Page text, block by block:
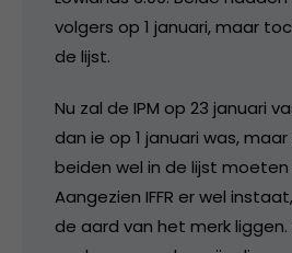
volgers op 1 januari, maar
de lijst.
Nu zal de IPM op 23 januari
dan ie op 1 januari was,
beiden wel in de lijst
Aangezien IFFR er wel
de aard van het merk liggen.